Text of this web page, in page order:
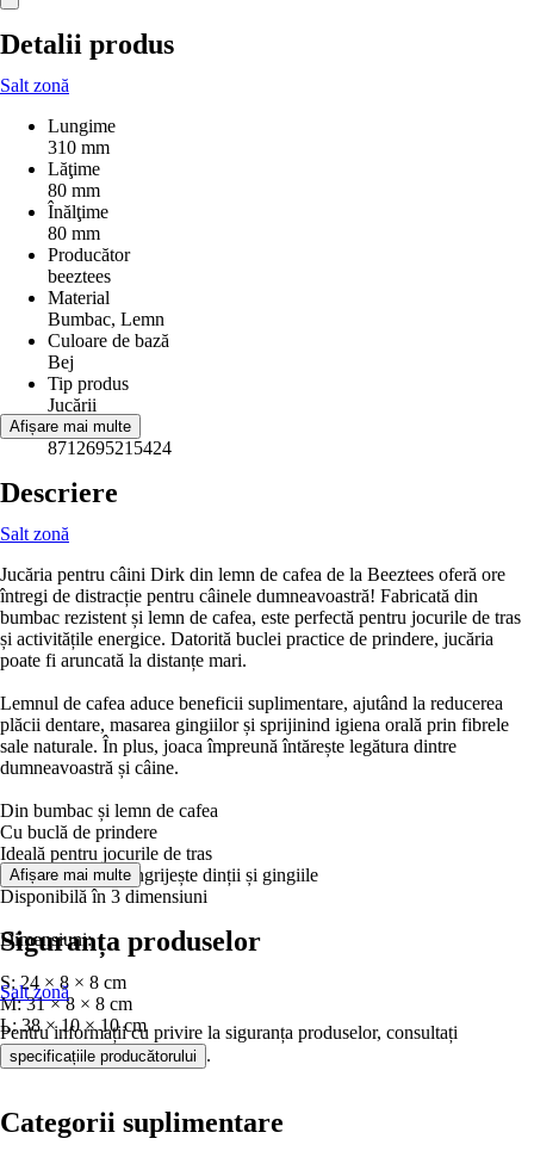
Detalii produs
Salt zonă
Lungime
310 mm
Lăţime
80 mm
Înălţime
80 mm
Producător
beeztees
Material
Bumbac, Lemn
Culoare de bază
Bej
Tip produs
Jucării
EAN
8712695215424
Afișare mai multe
Descriere
Salt zonă
Jucăria pentru câini Dirk din lemn de cafea de la Beeztees oferă ore
întregi de distracție pentru câinele dumneavoastră! Fabricată din
bumbac rezistent și lemn de cafea, este perfectă pentru jocurile de tras
și activitățile energice. Datorită buclei practice de prindere, jucăria
poate fi aruncată la distanțe mari.
Lemnul de cafea aduce beneficii suplimentare, ajutând la reducerea
plăcii dentare, masarea gingiilor și sprijinind igiena orală prin fibrele
sale naturale. În plus, joaca împreună întărește legătura dintre
dumneavoastră și câine.
Din bumbac și lemn de cafea
Cu buclă de prindere
Ideală pentru jocurile de tras
Lemnul de cafea îngrijește dinții și gingiile
Disponibilă în 3 dimensiuni
Dimensiuni:
S: 24 × 8 × 8 cm
M: 31 × 8 × 8 cm
L: 38 × 10 × 10 cm
Afișare mai multe
Siguranța produselor
Salt zonă
Pentru informații cu privire la siguranța produselor, consultați
specificațiile producătorului .
Categorii suplimentare